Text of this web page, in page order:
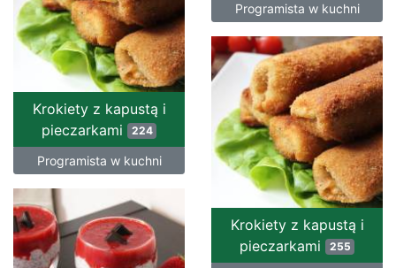
Programista w kuchni
Krokiety z kapustą i
pieczarkami
224
Programista w kuchni
Krokiety z kapustą i
pieczarkami
255